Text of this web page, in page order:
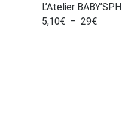
L’Atelier
5,10€ – 29€